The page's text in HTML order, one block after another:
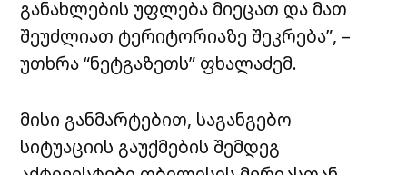
განახლების უფლება მიეცათ და მათ
შეუძლიათ ტერიტორიაზე შეკრება”, –
უთხრა “ნეტგაზეთს” ფხალაძემ.
მისი განმარტებით, საგანგებო
სიტუაციის გაუქმების შემდეგ